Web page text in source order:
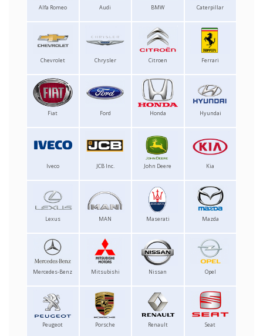
Alfa Romeo Audi BMW Caterpillar
Chevrolet Chrysler Citroen Ferrari
Fiat Ford Honda Hyundai
Iveco JCB Inc. John Deere Kia
Lexus MAN Maserati Mazda
Mercedes-Benz Mitsubishi Nissan Opel
Peugeot Porsche Renault Seat